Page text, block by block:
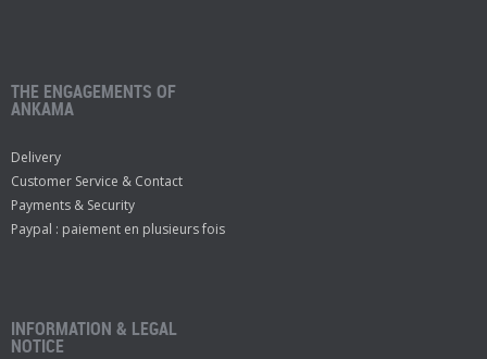
THE ENGAGEMENTS OF
ANKAMA
Delivery
Customer Service & Contact
Payments & Security
Paypal : paiement en plusieurs fois
INFORMATION & LEGAL
NOTICE